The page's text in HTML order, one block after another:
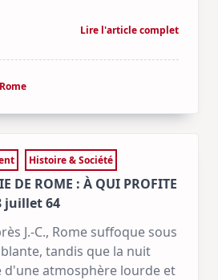
Lire l'article complet
Rome
Histoire & Société
DE ROME : À QUI PROFITE
juillet 64
J.-C., Rome suffoque sous
tandis que la nuit
d'une atmosphère lourde et